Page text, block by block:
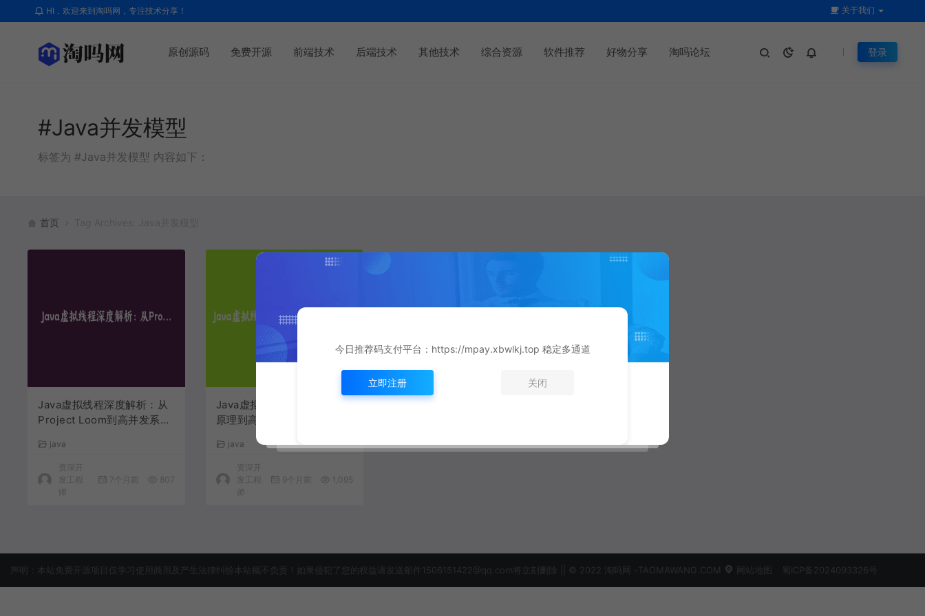
HI，欢迎来到淘吗网，专注技术分享！ 关于我们
原创源码 免费开源 前端技术 后端技术 其他技术 综合资源 软件推荐 好物分享 淘吗论坛 登录
#Java并发模型
标签为 #Java并发模型 内容如下：
首页
Java虚拟线程深度解析：从
Project Loom到高并发系统
java
资深开
发工程
7个月前 807
Java虚拟线程深度解析：从
原理到高并发实战应用 | 现
代Java并发编程
java
资深开
发工程
9个月前 1,095
声明：本站免费开源项目仅学习使用商用及产生法律纠纷本站概不负责！如果侵犯了您的权益请发送邮件1506151422@qq.com将立刻删除 || © 2022 淘吗网 -TAOMAWANG.COM 网站地图 蜀ICP备2024093326号
今日推荐码支付平台：https://mpay.xbwlkj.top 稳定多通道
立即注册 关闭